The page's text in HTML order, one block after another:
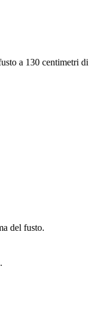
a 130 centimetri di
del fusto.